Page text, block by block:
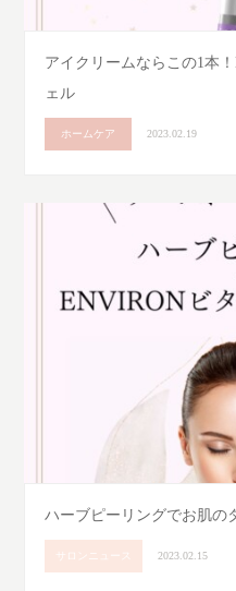
アイクリームならこの1本
ェル
ホームケア 2023.02.19
ハーブピーリングでお肌の
サロンニュース 2023.02.15